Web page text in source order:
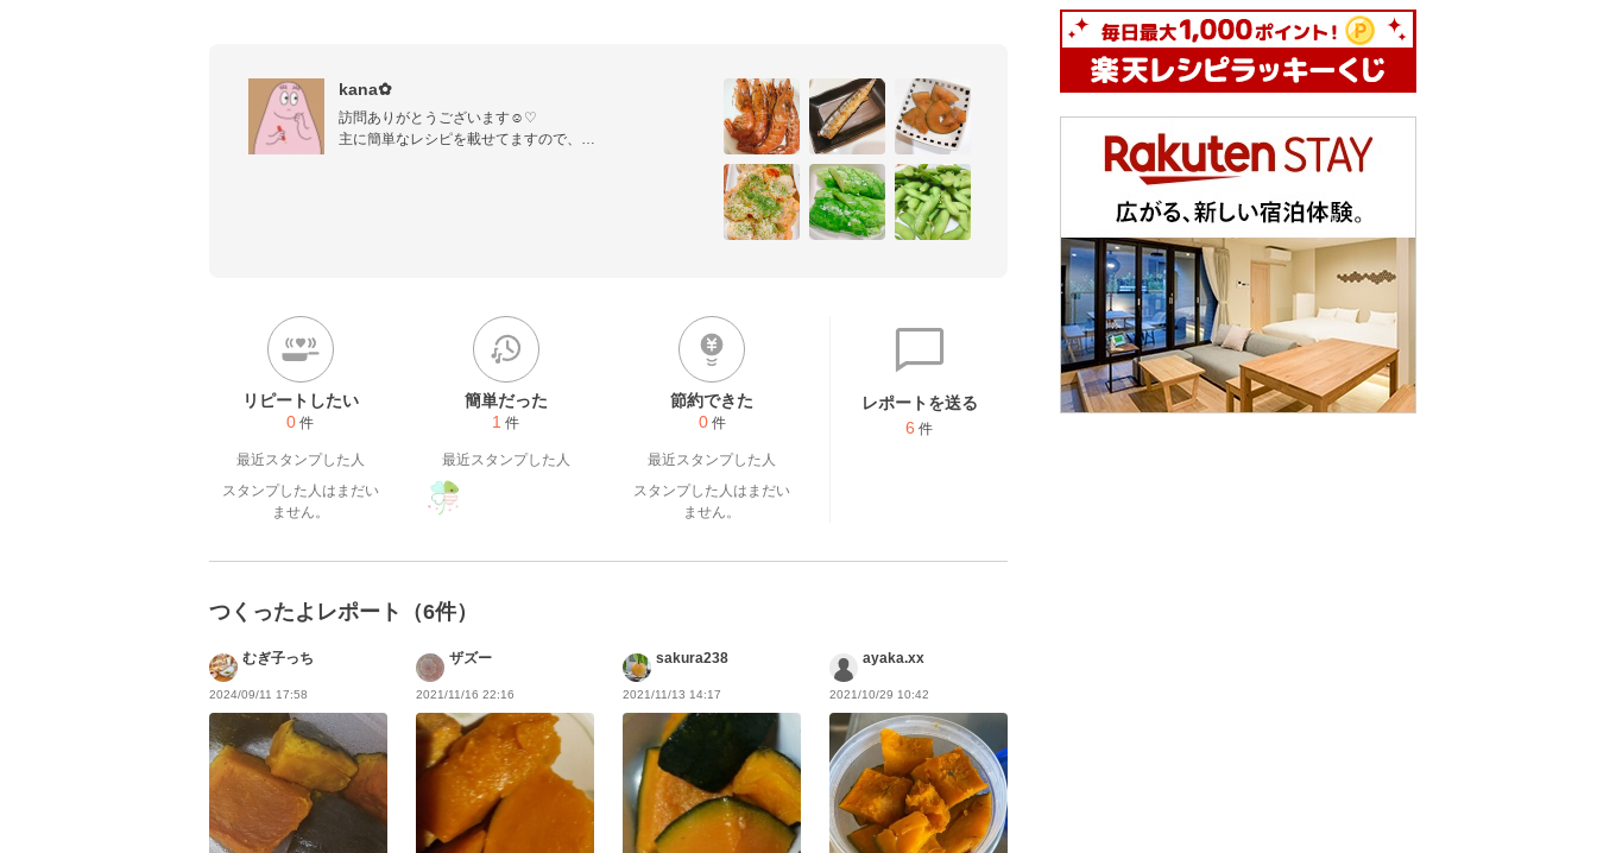
kana✿︎
訪問ありがとうございます☺️♡
主に簡単なレシピを載せてますので、
リピートしたい
0 件
最近スタンプした人
スタンプした人はまだい
ません。
簡単だった
1 件
最近スタンプした人
節約できた
0 件
最近スタンプした人
スタンプした人はまだい
ません。
レポートを送る
6 件
つくったよレポート（6件）
むぎ子っち
2024/09/11 17:58
ザズー
2021/11/16 22:16
sakura238
2021/11/13 14:17
ayaka.xx
2021/10/29 10:42